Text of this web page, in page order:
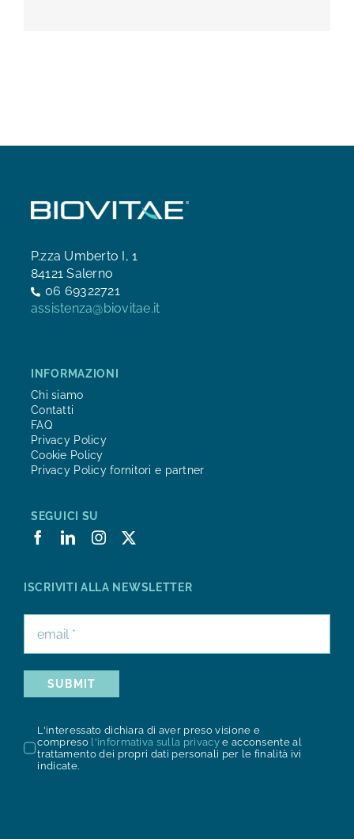
P.zza Umberto I, 1
84121 Salerno
06 69322721
assistenza@biovitae.it
INFORMAZIONI
Chi siamo
Contatti
FAQ
Privacy Policy
Cookie Policy
Privacy Policy fornitori e partner
SEGUICI SU
ISCRIVITI ALLA NEWSLETTER
SUBMIT
L'interessato dichiara di aver preso visione e
compreso l'informativa sulla privacye acconsente al
trattamento dei propri dati personali per le finalità ivi
indicate.